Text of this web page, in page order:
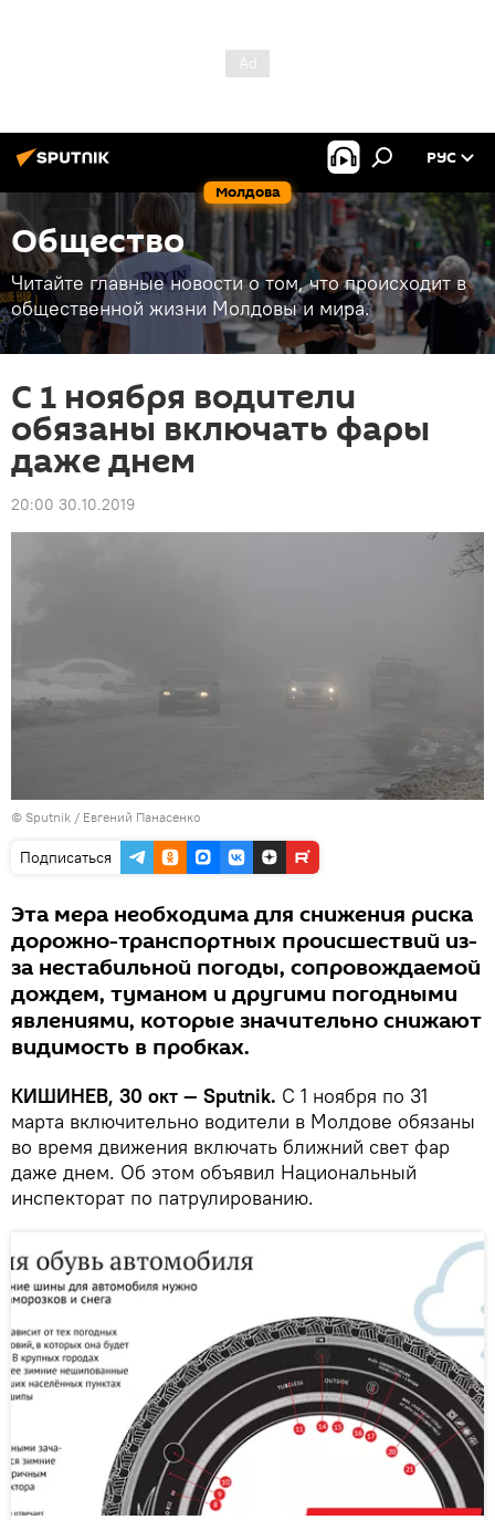
Молдова
РУС
Общество
Читайте главные новости о том, что происходит в
общественной жизни Молдовы и мира.
С 1 ноября водители
обязаны включать фары
даже днем
20:00 30.10.2019
© Sputnik / Евгений Панасенко
Подписаться
Эта мера необходима для снижения риска
дорожно-транспортных происшествий из-
за нестабильной погоды, сопровождаемой
дождем, туманом и другими погодными
явлениями, которые значительно снижают
видимость в пробках.
КИШИНЕВ, 30 окт — Sputnik. С 1 ноября по 31
марта включительно водители в Молдове обязаны
во время движения включать ближний свет фар
даже днем. Об этом объявил Национальный
инспекторат по патрулированию.